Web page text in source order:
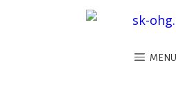
MENU